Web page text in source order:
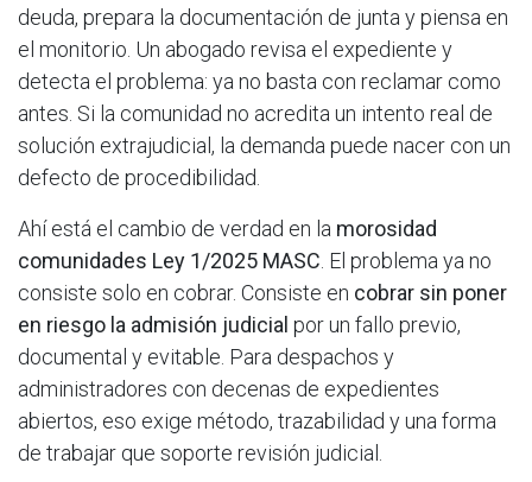
deuda, prepara la documentación de junta y piensa en
el monitorio. Un abogado revisa el expediente y
detecta el problema: ya no basta con reclamar como
antes. Si la comunidad no acredita un intento real de
solución extrajudicial, la demanda puede nacer con un
defecto de procedibilidad.
Ahí está el cambio de verdad en la morosidad
comunidades Ley 1/2025 MASC. El problema ya no
consiste solo en cobrar. Consiste en cobrar sin poner
en riesgo la admisión judicial por un fallo previo,
documental y evitable. Para despachos y
administradores con decenas de expedientes
abiertos, eso exige método, trazabilidad y una forma
de trabajar que soporte revisión judicial.